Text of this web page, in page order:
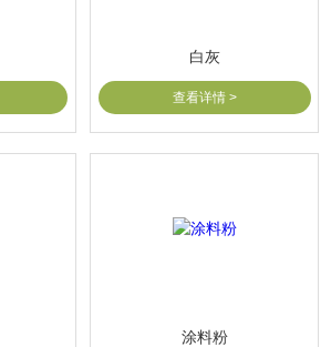
白灰
查看详情 >
涂料粉